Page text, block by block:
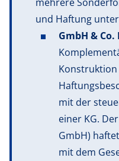
und Haftung
GmbH & Co.
mit der
einer KG.
GmbH)
mit dem